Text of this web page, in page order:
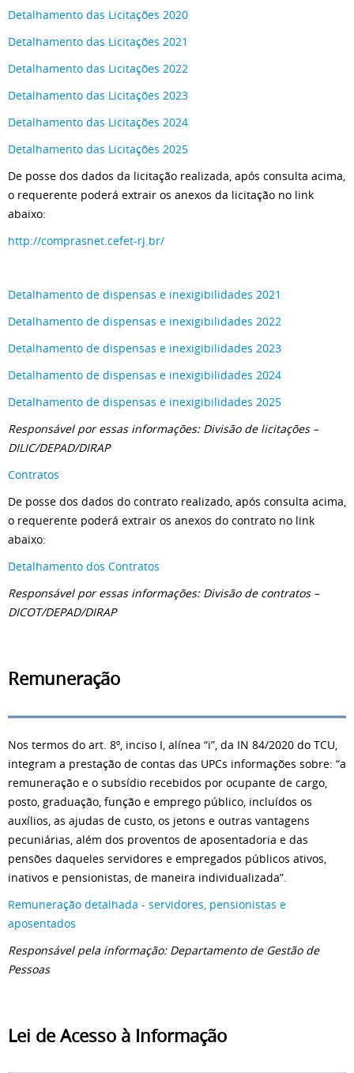
Detalhamento das Licitações 2020
Detalhamento das Licitações 2021
Detalhamento das Licitações 2022
Detalhamento das Licitações 2023
Detalhamento das Licitações 2024
Detalhamento das Licitações 2025
De posse dos dados da licitação realizada, após consulta acima,
o requerente poderá extrair os anexos da licitação no link
abaixo:
http://comprasnet.cefet-rj.br/
Detalhamento de dispensas e inexigibilidades 2021
Detalhamento de dispensas e inexigibilidades 2022
Detalhamento de dispensas e inexigibilidades 2023
Detalhamento de dispensas e inexigibilidades 2024
Detalhamento de dispensas e inexigibilidades 2025
Responsável por essas informações: Divisão de licitações –
DILIC/DEPAD/DIRAP
Contratos
De posse dos dados do contrato realizado, após consulta acima,
o requerente poderá extrair os anexos do contrato no link
abaixo:
Detalhamento dos Contratos
Responsável por essas informações: Divisão de contratos –
DICOT/DEPAD/DIRAP
Remuneração
Nos termos do art. 8º, inciso I, alínea “i”, da IN 84/2020 do TCU,
integram a prestação de contas das UPCs informações sobre: “a
remuneração e o subsídio recebidos por ocupante de cargo,
posto, graduação, função e emprego público, incluídos os
auxílios, as ajudas de custo, os jetons e outras vantagens
pecuniárias, além dos proventos de aposentadoria e das
pensões daqueles servidores e empregados públicos ativos,
inativos e pensionistas, de maneira individualizada”.
Remuneração detalhada - servidores, pensionistas e
aposentados
Responsável pela informação: Departamento de Gestão de
Pessoas
Lei de Acesso à Informação